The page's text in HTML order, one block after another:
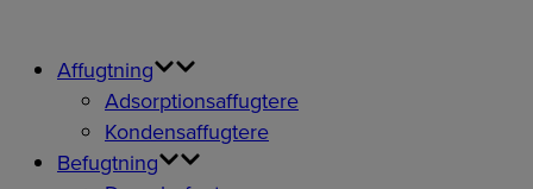
Affugtning
Adsorptionsaffugtere
Kondensaffugtere
Befugtning